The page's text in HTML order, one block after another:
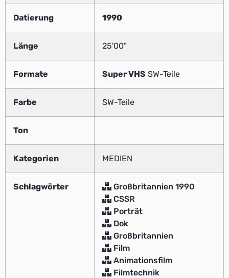
Datierung 1990
Länge 25'00"
Formate Super VHS SW-Teile
Farbe SW-Teile
Ton
Kategorien MEDIEN
Schlagwörter
Großbritannien 1990
CSSR
Porträt
Dok
Großbritannien
Film
Animationsfilm
Filmtechnik